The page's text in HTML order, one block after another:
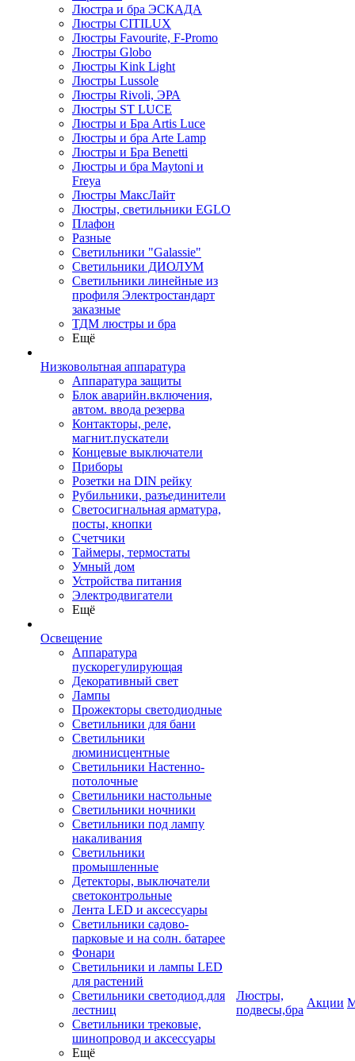
Люстра и бра ЭСКАДА
Люстры CITILUX
Люстры Favourite, F-Promo
Люстры Globo
Люстры Kink Light
Люстры Lussole
Люстры Rivoli, ЭРА
Люстры ST LUCE
Люстры и Бра Artis Luce
Люстры и бра Arte Lamp
Люстры и Бра Benetti
Люстры и бра Maytoni и
Freya
Люстры МаксЛайт
Люстры, светильники EGLO
Плафон
Разные
Светильники "Galassie"
Светильники ДИОЛУМ
Светильники линейные из
профиля Электростандарт
заказные
ТДМ люстры и бра
Ещё
Низковольтная аппаратура
Аппаратура защиты
Блок аварийн.включения,
автом. ввода резерва
Контакторы, реле,
магнит.пускатели
Концевые выключатели
Приборы
Розетки на DIN рейку
Рубильники, разъединители
Светосигнальная арматура,
посты, кнопки
Счетчики
Таймеры, термостаты
Умный дом
Устройства питания
Электродвигатели
Ещё
Освещение
Аппаратура
пускорегулирующая
Декоративный свет
Лампы
Прожекторы светодиодные
Светильники для бани
Светильники
люминисцентные
Светильники Настенно-
потолочные
Светильники настольные
Светильники ночники
Светильники под лампу
накаливания
Светильники
промышленные
Детекторы, выключатели
светоконтрольные
Лента LED и аксессуары
Светильники садово-
парковые и на солн. батарее
Фонари
Светильники и лампы LED
для растений
Светильники светодиод.для
лестниц
Светильники трековые,
шинопровод и аксессуары
Ещё
Люстры,
подвесы,бра
Акции